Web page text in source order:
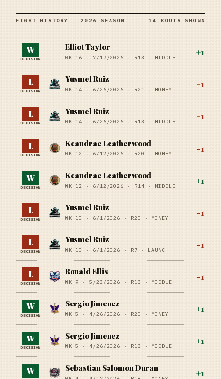
FIGHT HISTORY · 2026 SEASON 14 BOUTS SHOWN
W
DECISION
Elliot Taylor
WK 16 · 7/17/2026 · R13 · MIDDLE
+1
L
DECISION
Yusmel Ruiz
WK 14 · 6/26/2026 · R21 · MONEY
-1
L
DECISION
Yusmel Ruiz
WK 14 · 6/26/2026 · R13 · MIDDLE
-1
L
DECISION
Keandrae Leatherwood
WK 12 · 6/12/2026 · R20 · MONEY
-1
W
DECISION
Keandrae Leatherwood
WK 12 · 6/12/2026 · R14 · MIDDLE
+1
L
DECISION
Yusmel Ruiz
WK 10 · 6/1/2026 · R20 · MONEY
-1
L
DECISION
Yusmel Ruiz
WK 10 · 6/1/2026 · R7 · LAUNCH
-1
L
DECISION
Ronald Ellis
WK 9 · 5/23/2026 · R13 · MIDDLE
-1
W
DECISION
Sergio Jimenez
WK 5 · 4/26/2026 · R20 · MONEY
+1
W
DECISION
Sergio Jimenez
WK 5 · 4/26/2026 · R13 · MIDDLE
+1
W Sebastian Salomon Duran +1